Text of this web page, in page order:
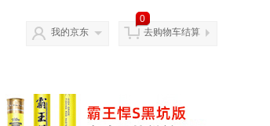
我的京东
0
去购物车结算